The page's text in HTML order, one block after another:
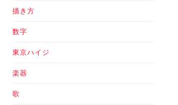
描き方
数字
東京ハイジ
楽器
歌